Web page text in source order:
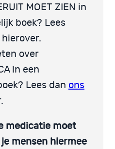
MOET ZIEN in
boek? Lees
hierover.
over
in een
Lees dan ons
medicatie moet
mensen hiermee